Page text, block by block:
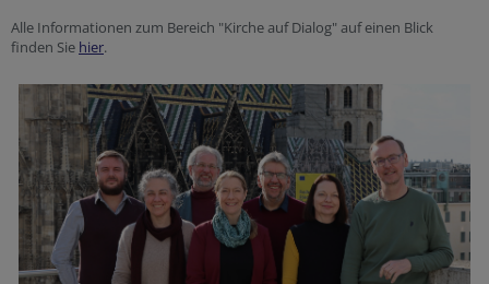
Alle Informationen zum Bereich "Kirche auf Dialog" auf einen Blick
finden Sie hier.